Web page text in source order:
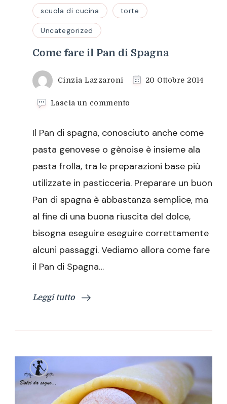
scuola di cucina torte
Uncategorized
Come fare il Pan di Spagna
Cinzia Lazzaroni 20 Ottobre 2014
Lascia un commento
il
Pan
di
Spagna
Il Pan di spagna, conosciuto anche come
pasta genovese o gènoise è insieme ala
pasta frolla, tra le preparazioni base più
utilizzate in pasticceria. Preparare un buon
Pan di spagna è abbastanza semplice, ma
al fine di una buona riuscita del dolce,
bisogna eseguire eseguire correttamente
alcuni passaggi. Vediamo allora come fare
il Pan di Spagna…
Leggi tutto